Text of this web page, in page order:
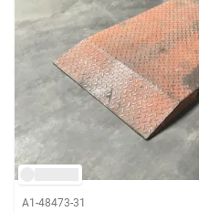
A1-48473-31